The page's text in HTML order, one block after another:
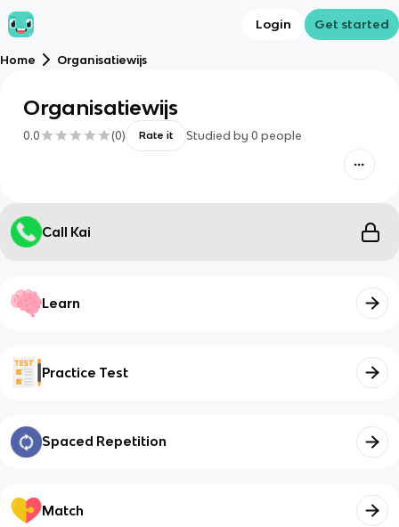
Login Get started
Home Organisatiewijs
Organisatiewijs
0.0 (0) Rate it Studied by 0 people
Call Kai
Learn
Practice Test
Spaced Repetition
Match